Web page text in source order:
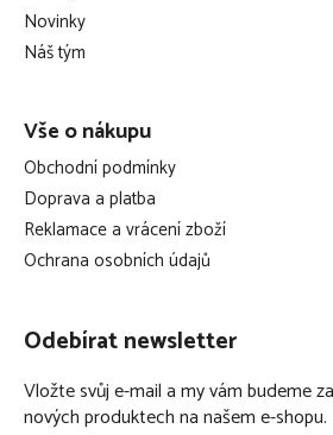
Novinky
Náš tým
Vše o nákupu
Obchodní podmínky
Doprava a platba
Reklamace a vrácení zboží
Ochrana osobních údajů
Odebírat newsletter
Vložte svůj e-mail a my vám budeme
nových produktech na našem e-shopu.